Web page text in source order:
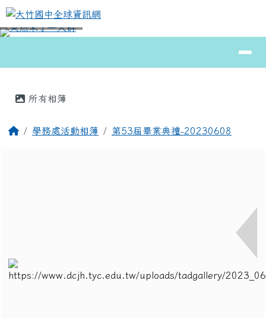
跳至主內容區
大竹國中全球資訊網
⏸
所有相簿
回首頁學務處活動相簿 第53屆畢業典禮-20230608